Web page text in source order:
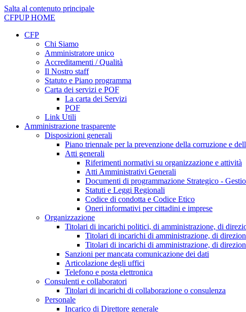
Salta al contenuto principale
CFPUPHOME
CFP
Chi Siamo
Amministratore unico
Accreditamenti / Qualità
Il Nostro staff
Statuto e Piano programma
Carta dei servizi e POF
La carta dei Servizi
POF
Link Utili
Amministrazione trasparente
Disposizioni generali
Piano triennale per la prevenzione della corruzione e
Atti generali
Riferimenti normativi su organizzazione e attività
Atti Amministrativi Generali
Documenti di programmazione Strategico -
Statuti e Leggi Regionali
Codice di condotta e Codice Etico
Oneri informativi per cittadini e imprese
Organizzazione
Titolari di incarichi politici, di amministrazione, di
Titolari di incarichi di amministrazione, di
Titolari di incarichi di amministrazione, di
Sanzioni per mancata comunicazione dei dati
Articolazione degli uffici
Telefono e posta elettronica
Consulenti e collaboratori
Titolari di incarichi di collaborazione o consulenza
Personale
Incarico di Direttore generale